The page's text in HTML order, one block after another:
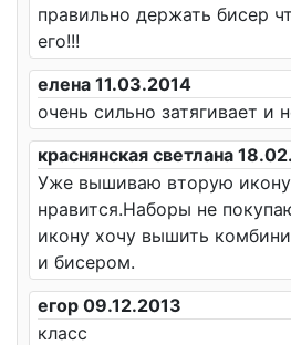
правильно держать бисер
его!!!
елена 11.03.2014
очень сильно затягивает и
краснянская светлана
Уже вышиваю вторую
нравится.Наборы не
икону хочу вышить
и бисером.
егор 09.12.2013
класс